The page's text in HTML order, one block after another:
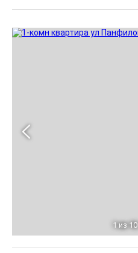
1 из 10